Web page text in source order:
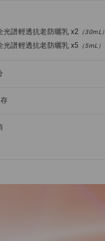
光譜輕透抗老防曬乳 x2 （30mL）
光譜輕透抗老防曬乳 x5 （5mL）